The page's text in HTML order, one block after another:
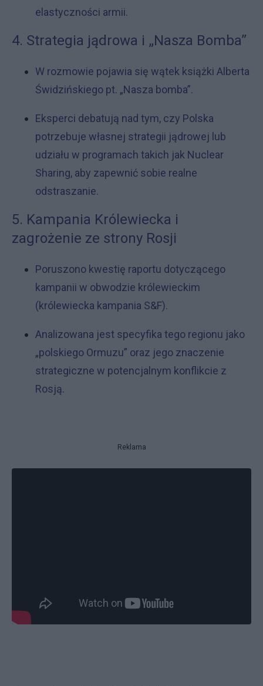
elastyczności armii.
4. Strategia jądrowa i „Nasza Bomba”
W rozmowie pojawia się wątek książki Alberta
Świdzińskiego pt. „Nasza bomba”.
Eksperci debatują nad tym, czy Polska
potrzebuje własnej strategii jądrowej lub
udziału w programach takich jak Nuclear
Sharing, aby zapewnić sobie realne
odstraszanie.
5. Kampania Królewiecka i
zagrożenie ze strony Rosji
Poruszono kwestię raportu dotyczącego
kampanii w obwodzie królewieckim
(królewiecka kampania S&F).
Analizowana jest specyfika tego regionu jako
„polskiego Ormuzu” oraz jego znaczenie
strategiczne w potencjalnym konflikcie z
Rosją.
Reklama